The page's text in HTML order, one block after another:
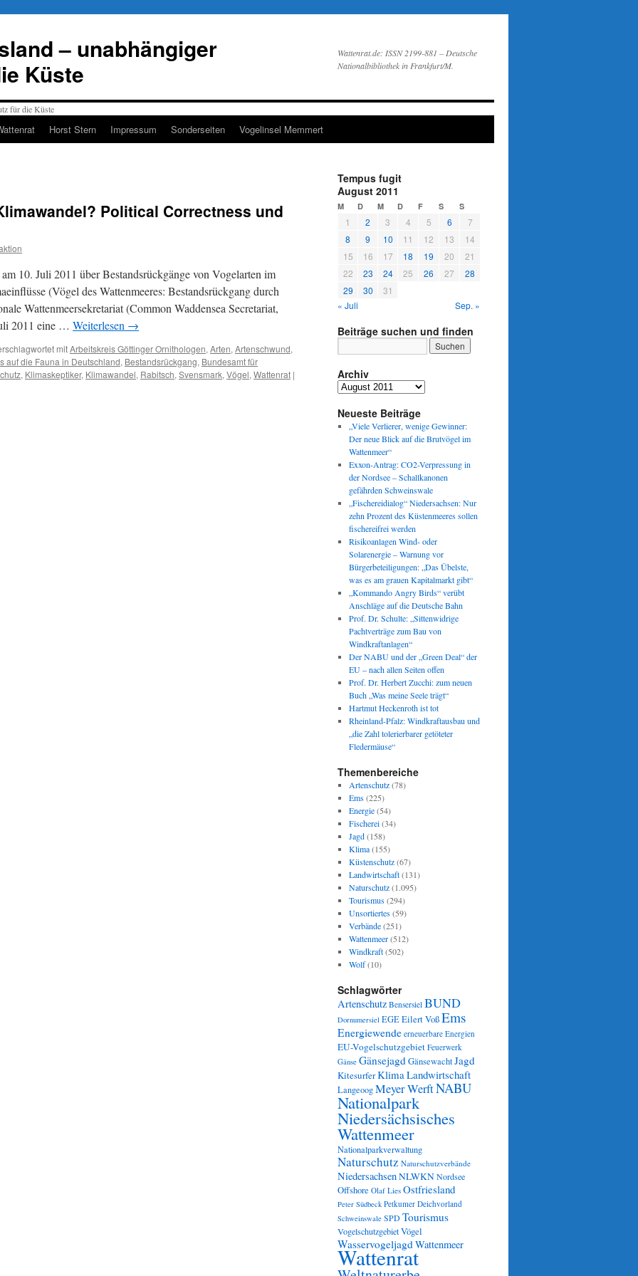
– unabhängiger
Küste
Wattenrat.de: ISSN 2199-881 – Deutsche
Nationalbibliothek in Frankfurt/M.
Horst Stern Impressum Sonderseiten Vogelinsel Memmert
Political Correctness und
10. Juli 2011 über Bestandsrückgänge von Vogelarten im
(Vögel des Wattenmeeres: Bestandsrückgang durch
Wattenmeersekretariat (Common Waddensea Secretariat,
2011 eine … Weiterlesen →
mitArbeitskreis Göttinger Ornithologen, Arten, Artenschwund,
auf die Fauna in Deutschland, Bestandsrückgang, Bundesamt für
, Klimaskeptiker, Klimawandel, Rabitsch, Svensmark, Vögel, Wattenrat |
Tempus fugit
August 2011
M D M D F S S
1 2 3 4 5 6
7
8
9 10 11 12 13
14
15
16 17 18 19 20
21
22
23 24 25 26 27
28
29
30
31
« Juli
Sep. »
Beiträge suchen und finden
Archiv
Archiv
Neueste Beiträge
„Viele Verlierer, wenige Gewinner:
Der neue Blick auf die Brutvögel im
Wattenmeer“
Exxon-Antrag: CO2-Verpressung in
der Nordsee – Schallkanonen
gefährden Schweinswale
„Fischereidialog“ Niedersachsen: Nur
zehn Prozent des Küstenmeeres sollen
fischereifrei werden
Risikoanlagen Wind- oder
Solarenergie – Warnung vor
Bürgerbeteiligungen: „Das Übelste,
was es am grauen Kapitalmarkt gibt“
„Kommando Angry Birds“ verübt
Anschläge auf die Deutsche Bahn
Prof. Dr. Schulte: „Sittenwidrige
Pachtverträge zum Bau von
Windkraftanlagen“
Der NABU und der „Green Deal“ der
EU – nach allen Seiten offen
Prof. Dr. Herbert Zucchi: zum neuen
Buch „Was meine Seele trägt“
Hartmut Heckenroth ist tot
Rheinland-Pfalz: Windkraftausbau und
„die Zahl tolerierbarer getöteter
Fledermäuse“
Themenbereiche
Artenschutz(78)
Ems(225)
Energie(54)
Fischerei(34)
Jagd(158)
Klima(155)
Küstenschutz(67)
Landwirtschaft(131)
Naturschutz(1.095)
Tourismus(294)
Unsortiertes(59)
Verbände(251)
Wattenmeer(512)
Windkraft(502)
Wolf(10)
Schlagwörter
Artenschutz Bensersiel BUND
Dornumersiel EGEEilert VoßEms
Energiewende erneuerbare Energien
EU-Vogelschutzgebiet Feuerwerk
Gänse GänsejagdGänsewachtJagd
KitesurferKlimaLandwirtschaft
LangeoogMeyer WerftNABU
Nationalpark
Niedersächsisches
Wattenmeer
Nationalparkverwaltung
Naturschutz Naturschutzverbände
NiedersachsenNLWKNNordsee
Offshore Olaf Lies Ostfriesland
Peter Südbeck Petkumer Deichvorland
Schweinswale SPDTourismus
VogelschutzgebietVögel
WasservogeljagdWattenmeer
Wattenrat